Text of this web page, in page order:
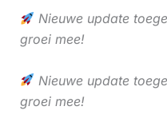
Nieuwe update
groei mee!
Nieuwe update
groei mee!